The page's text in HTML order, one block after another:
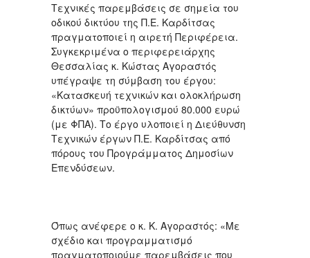
Τεχνικές παρεμβάσεις σε σημεία του
οδικού δικτύου της Π.Ε. Καρδίτσας
πραγματοποιεί η αιρετή Περιφέρεια.
Συγκεκριμένα ο περιφερειάρχης
Θεσσαλίας κ. Κώστας Αγοραστός
υπέγραψε τη σύμβαση του έργου:
«Κατασκευή τεχνικών και ολοκλήρωση
δικτύων» προϋπολογισμού 80.000 ευρώ
(με ΦΠΑ). Το έργο υλοποιεί η Διεύθυνση
Τεχνικών έργων Π.Ε. Καρδίτσας από
πόρους του Προγράμματος Δημοσίων
Επενδύσεων.
Όπως ανέφερε ο κ. Κ. Αγοραστός: «Με
σχέδιο και προγραμματισμό
πραγματοποιούμε παρεμβάσεις που